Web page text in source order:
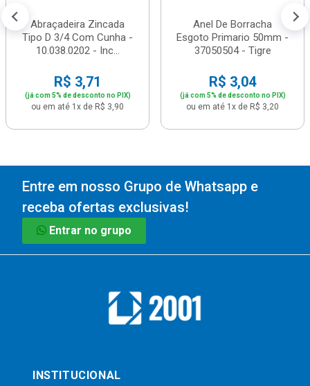
Abraçadeira Zincada
Tipo D 3/4 Com Cunha -
10.038.0202 - Inc...
R$ 3,71
(já com 5% de desconto no PIX)
ou em até 1x de R$ 3,90
Anel De Borracha
Esgoto Primario 50mm -
37050504 - Tigre
R$ 3,04
(já com 5% de desconto no PIX)
ou em até 1x de R$ 3,20
Entre em nosso Grupo de Whatsapp e
receba ofertas exclusivas!
Entrar no grupo
INSTITUCIONAL